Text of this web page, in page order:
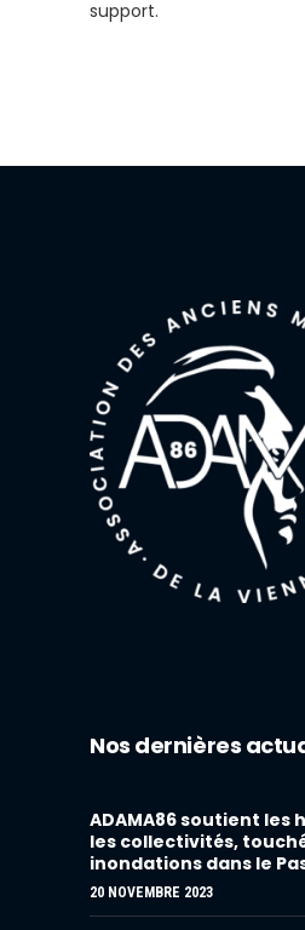
support.
Nos dernières
ADAMA86 soutient les
les collectivités,
inondations dans le
20 NOVEMBRE 2023